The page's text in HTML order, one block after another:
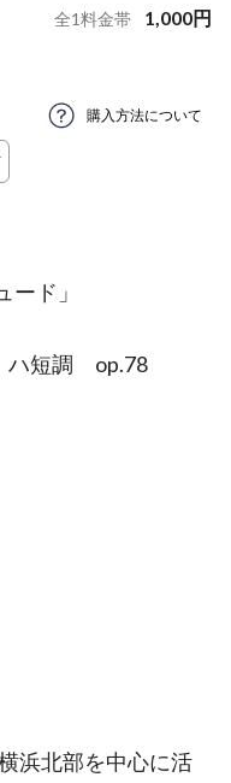
全1料金帯 1,000円
購入方法について
ド」
ハ短調 op.78
浜北部を中心に活